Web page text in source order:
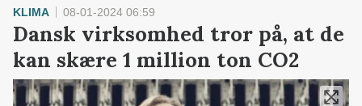
KLIMA 08-01-2024 06:59
Dansk virksomhed tror på, at de
kan skære 1 million ton CO2